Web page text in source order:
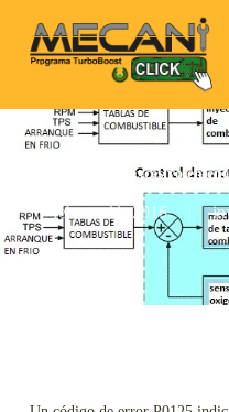
P0125, tiempo excesivo en
febrero 11, 2016